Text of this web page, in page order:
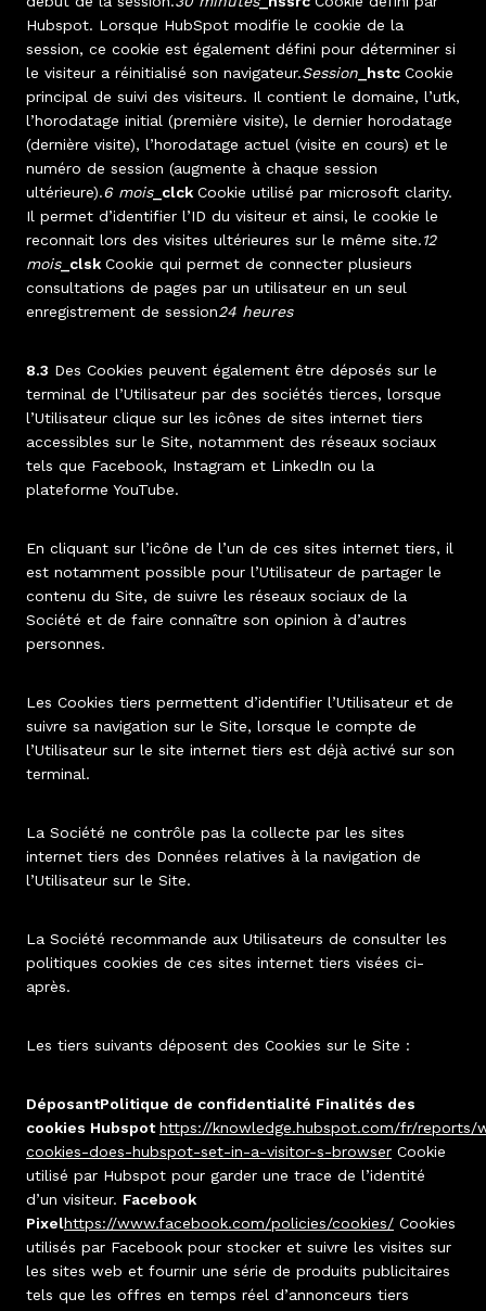
Hubspot. Lorsque HubSpot modifie le cookie de la
session, ce cookie est également défini pour déterminer si
le visiteur a réinitialisé son navigateur.Session _hstc Cookie
principal de suivi des visiteurs. Il contient le domaine, l’utk,
l’horodatage initial (première visite), le dernier horodatage
(dernière visite), l’horodatage actuel (visite en cours) et le
numéro de session (augmente à chaque session
ultérieure).6 mois_clck Cookie utilisé par microsoft clarity.
Il permet d’identifier l’ID du visiteur et ainsi, le cookie le
reconnait lors des visites ultérieures sur le même site.12
mois_clsk Cookie qui permet de connecter plusieurs
consultations de pages par un utilisateur en un seul
enregistrement de session24 heures
8.3 Des Cookies peuvent également être déposés sur le
terminal de l’Utilisateur par des sociétés tierces, lorsque
l’Utilisateur clique sur les icônes de sites internet tiers
accessibles sur le Site, notamment des réseaux sociaux
tels que Facebook, Instagram et LinkedIn ou la
plateforme YouTube.
En cliquant sur l’icône de l’un de ces sites internet tiers, il
est notamment possible pour l’Utilisateur de partager le
contenu du Site, de suivre les réseaux sociaux de la
Société et de faire connaître son opinion à d’autres
personnes.
Les Cookies tiers permettent d’identifier l’Utilisateur et de
suivre sa navigation sur le Site, lorsque le compte de
l’Utilisateur sur le site internet tiers est déjà activé sur son
terminal.
La Société ne contrôle pas la collecte par les sites
internet tiers des Données relatives à la navigation de
l’Utilisateur sur le Site.
La Société recommande aux Utilisateurs de consulter les
politiques cookies de ces sites internet tiers visées ci-
après.
Les tiers suivants déposent des Cookies sur le Site :
DéposantPolitique de confidentialité Finalités des
cookies Hubspothttps://knowledge.hubspot.com/fr/reports/
cookies-does-hubspot-set-in-a-visitor-s-browser Cookie
utilisé par Hubspot pour garder une trace de l’identité
d’un visiteur. Facebook
Pixelhttps://www.facebook.com/policies/cookies/ Cookies
utilisés par Facebook pour stocker et suivre les visites sur
les sites web et fournir une série de produits publicitaires
tels que les offres en temps réel d’annonceurs tiers